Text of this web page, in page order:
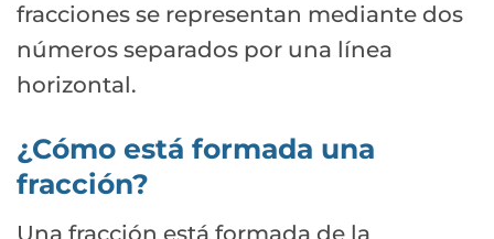
fracciones se representan mediante dos
números separados por una línea
horizontal.
¿Cómo está formada una
fracción?
Una fracción está formada de la